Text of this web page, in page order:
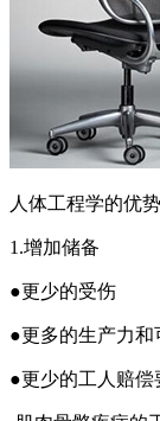
人体工程学的优势
1.增加储备
●更少的受伤
●更多的生产力和
●更少的工人赔偿